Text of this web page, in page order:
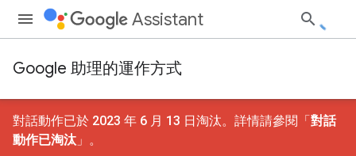
Assistant
Google 助理的運作方式
對話動作已於 2023 年 6 月 13 日淘汰。詳情請參閱「對話
動作已淘汰 」。